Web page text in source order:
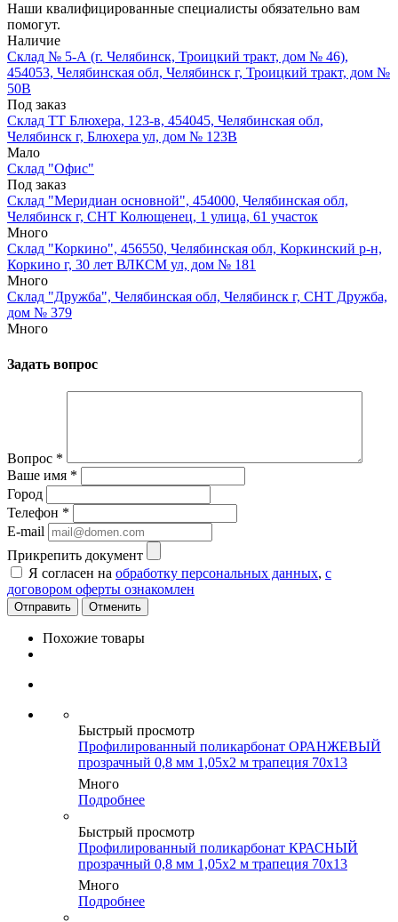
Наши квалифицированные специалисты обязательно вам
помогут.
Наличие
Склад № 5-А (г. Челябинск, Троицкий тракт, дом № 46),
454053, Челябинская обл, Челябинск г, Троицкий тракт, дом №
50В
Под заказ
Склад ТТ Блюхера, 123-в, 454045, Челябинская обл,
Челябинск г, Блюхера ул, дом № 123В
Мало
Склад "Офис"
Под заказ
Склад "Меридиан основной", 454000, Челябинская обл,
Челябинск г, СНТ Колющенец, 1 улица, 61 участок
Много
Склад "Коркино", 456550, Челябинская обл, Коркинский р-н,
Коркино г, 30 лет ВЛКСМ ул, дом № 181
Много
Склад "Дружба", Челябинская обл, Челябинск г, СНТ Дружба,
дом № 379
Много
Задать вопрос
Вопрос *
Ваше имя *
Город
Телефон *
E-mail
Прикрепить документ
Я согласен на обработку персональных данных, с
договором оферты ознакомлен
Отменить
Похожие товары
Быстрый просмотр
Профилированный поликарбонат ОРАНЖЕВЫЙ
прозрачный 0,8 мм 1,05х2 м трапеция 70х13
Много
Подробнее
Быстрый просмотр
Профилированный поликарбонат КРАСНЫЙ
прозрачный 0,8 мм 1,05х2 м трапеция 70х13
Много
Подробнее